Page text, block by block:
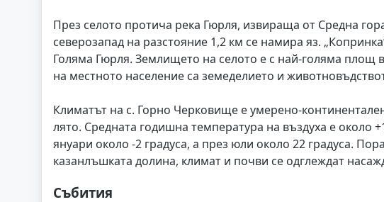
През селото протича река Гюрля, извираща от Средна
северозапад на разстояние 1,2 км се намира яз.
Голяма Гюрля. Землището на селото е с най-голяма
на местното население са земеделието и
Климатът на с. Горно Черковище е умерено-
лято. Средната годишна температура на въздуха е около
януари около -2 градуса, а през юли около 22 градуса.
казанлъшката долина, климат и почви се одглеждат
Събития